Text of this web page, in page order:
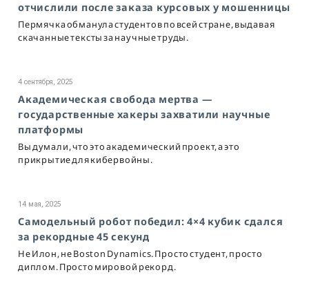
отчислили после заказа курсовых у мошенницы
Пермячка обманула студентов по всей стране, выдавая
скачанные тексты за научные труды.
4 сентября, 2025
Академическая свобода мертва —
государственные хакеры захватили научные
платформы
Вы думали, что это академический проект, а это
прикрытие для кибервойны.
14 мая, 2025
Самодельный робот победил: 4×4 кубик сдался
за рекордные 45 секунд
Не Илон, не Boston Dynamics. Просто студент, просто
диплом. Просто мировой рекорд.